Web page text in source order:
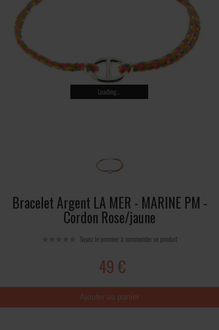
Loading...
Bracelet Argent LA MER - MARINE PM -
Cordon Rose/jaune
Soyez le premier à commenter ce produit
49 €
Ajouter au panier